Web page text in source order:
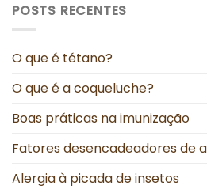
POSTS RECENTES
O que é tétano?
O que é a coqueluche?
Boas práticas na imunização
Fatores desencadeadores de
Alergia à picada de insetos